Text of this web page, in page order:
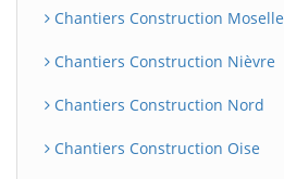
Chantiers Construction Moselle
Chantiers Construction Nièvre
Chantiers Construction Nord
Chantiers Construction Oise